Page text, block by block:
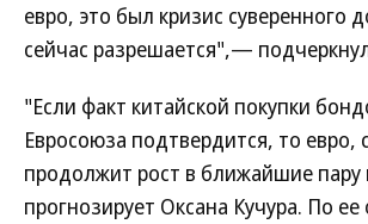
евро, это был кризис суверенного
сейчас разрешается",—
"Если факт китайской покупки
Евросоюза подтвердится, то евро,
продолжит рост в ближайшие
прогнозирует Оксана Кучура. По ее